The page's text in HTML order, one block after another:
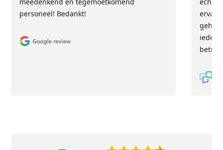
personeel! Bedankt!